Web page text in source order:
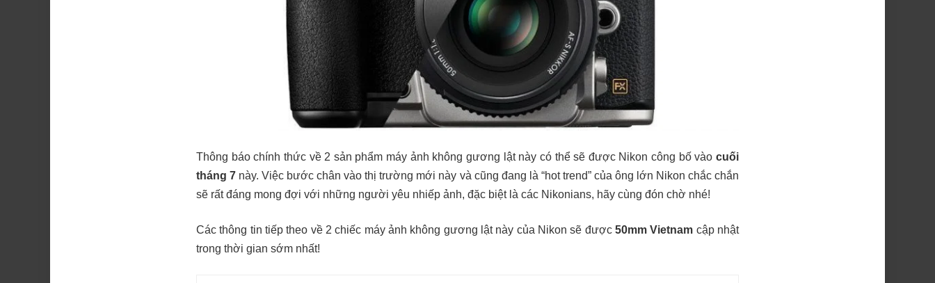
Thông báo chính thức về 2 sản phẩm máy ảnh không gương lật này có thể sẽ được Nikon công bố vào cuối
tháng 7 này. Việc bước chân vào thị trường mới này và cũng đang là “hot trend” của ông lớn Nikon chắc chắn
sẽ rất đáng mong đợi với những người yêu nhiếp ảnh, đặc biệt là các Nikonians, hãy cùng đón chờ nhé!
Các thông tin tiếp theo về 2 chiếc máy ảnh không gương lật này của Nikon sẽ được 50mm Vietnam cập nhật
trong thời gian sớm nhất!